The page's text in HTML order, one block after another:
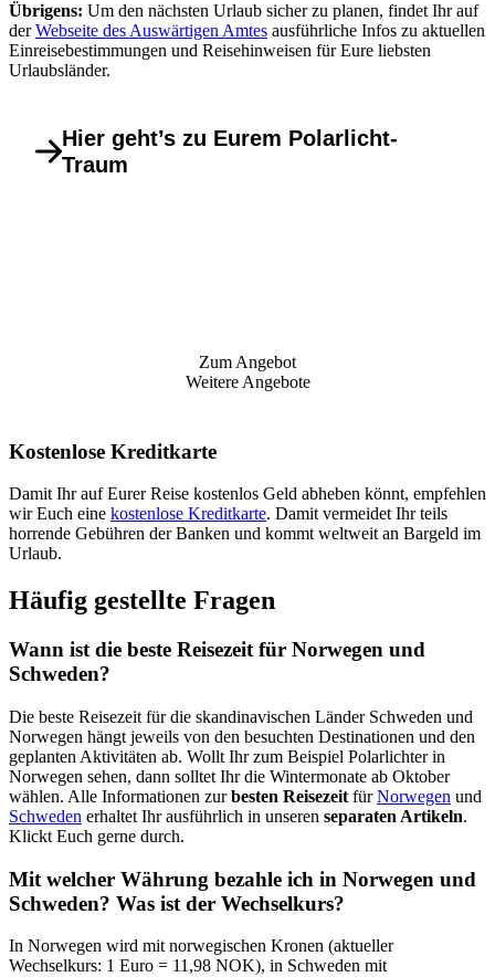
Übrigens: Um den nächsten Urlaub sicher zu planen, findet Ihr auf
derWebseite des Auswärtigen Amtes ausführliche Infos zu aktuellen
Einreisebestimmungen und Reisehinweisen für Eure liebsten
Urlaubsländer.
Hier geht’s zu Eurem Polarlicht-
Traum
Zum Angebot
Weitere Angebote
Kostenlose Kreditkarte
Damit Ihr auf Eurer Reise kostenlos Geld abheben könnt, empfehlen
wir Euch eine kostenlose Kreditkarte. Damit vermeidet Ihr teils
horrende Gebühren der Banken und kommt weltweit an Bargeld im
Urlaub.
Häufig gestellte Fragen
Wann ist die beste Reisezeit für Norwegen und
Schweden?
Die beste Reisezeit für die skandinavischen Länder Schweden und
Norwegen hängt jeweils von den besuchten Destinationen und den
geplanten Aktivitäten ab. Wollt Ihr zum Beispiel Polarlichter in
Norwegen sehen, dann solltet Ihr die Wintermonate ab Oktober
wählen. Alle Informationen zurbesten Reisezeit fürNorwegen und
Schweden erhaltet Ihr ausführlich in unseren separaten Artikeln.
Klickt Euch gerne durch.
Mit welcher Währung bezahle ich in Norwegen und
Schweden? Was ist der Wechselkurs?
In Norwegen wird mit norwegischen Kronen (aktueller
Wechselkurs: 1 Euro = 11,98 NOK), in Schweden mit